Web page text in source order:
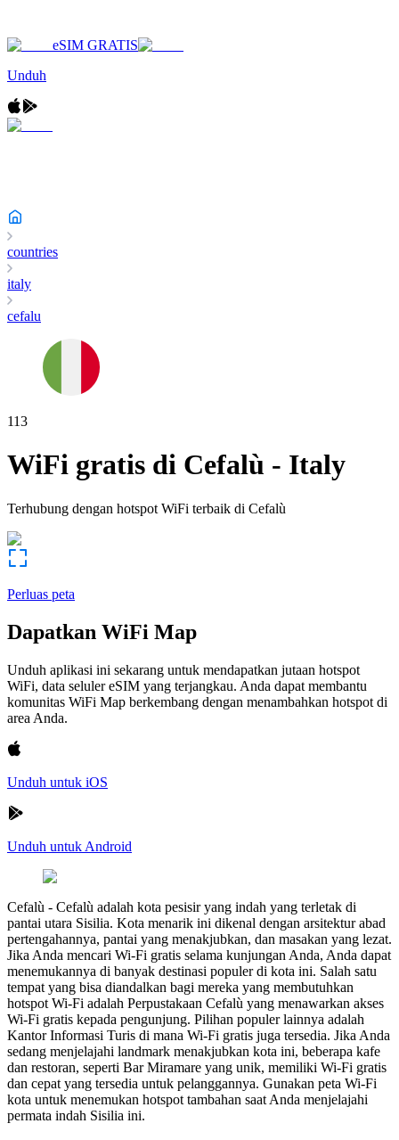
eSIM GRATIS
Unduh
countries
italy
cefalu
113
WiFi gratis di Cefalù - Italy
Terhubung dengan hotspot WiFi terbaik di Cefalù
Perluas peta
Dapatkan WiFi Map
Unduh aplikasi ini sekarang untuk mendapatkan jutaan hotspot
WiFi, data seluler eSIM yang terjangkau. Anda dapat membantu
komunitas WiFi Map berkembang dengan menambahkan hotspot di
area Anda.
Unduh untuk iOS
Unduh untuk Android
Cefalù - Cefalù adalah kota pesisir yang indah yang terletak di
pantai utara Sisilia. Kota menarik ini dikenal dengan arsitektur abad
pertengahannya, pantai yang menakjubkan, dan masakan yang lezat.
Jika Anda mencari Wi-Fi gratis selama kunjungan Anda, Anda dapat
menemukannya di banyak destinasi populer di kota ini. Salah satu
tempat yang bisa diandalkan bagi mereka yang membutuhkan
hotspot Wi-Fi adalah Perpustakaan Cefalù yang menawarkan akses
Wi-Fi gratis kepada pengunjung. Pilihan populer lainnya adalah
Kantor Informasi Turis di mana Wi-Fi gratis juga tersedia. Jika Anda
sedang menjelajahi landmark menakjubkan kota ini, beberapa kafe
dan restoran, seperti Bar Miramare yang unik, memiliki Wi-Fi gratis
dan cepat yang tersedia untuk pelanggannya. Gunakan peta Wi-Fi
kota untuk menemukan hotspot tambahan saat Anda menjelajahi
permata indah Sisilia ini.